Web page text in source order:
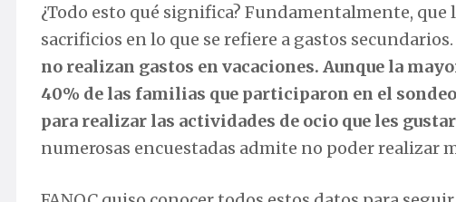
¿Todo esto qué significa? Fundamentalmente,
sacrificios en lo que se refiere a gastos secundarios.
no realizan gastos en vacaciones. Aunque la
40% de las familias que participaron en el
para realizar las actividades de ocio que les
numerosas encuestadas admite no poder realizar